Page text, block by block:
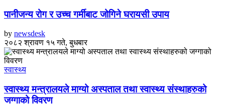
पानीजन्य रोग र उच्च गर्मीबाट जोगिने घरायसी उपाय
by newsdesk
२०८२ श्रावण १५ गते, बुधबार
स्वास्थ्य
स्वास्थ्य मन्त्रालयले माग्यो अस्पताल तथा स्वास्थ्य संस्थाहरुको
जग्गाको विवरण